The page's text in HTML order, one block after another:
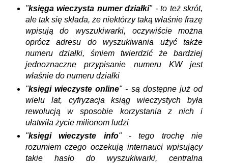
"księga wieczysta numer działki" - to też skrót,
ale tak się składa, że niektórzy taką właśnie frazę
wpisują do wyszukiwarki, oczywiście można
oprócz adresu do wyszukiwania użyć także
numeru działki, śmiem twierdzić że bardziej
jednoznaczne przypisanie numeru KW jest
właśnie do numeru działki
"księgi wieczyste online" - są dostępne już od
wielu lat, cyfryzacja ksiąg wieczystych była
rewolucją w sposobie korzystania z nich i
ułatwiła życie milionom ludzi
"księgi wieczyste info" - tego trochę nie
rozumiem czego oczekują internauci wpisujący
takie hasło do wyszukiwarki, centralna